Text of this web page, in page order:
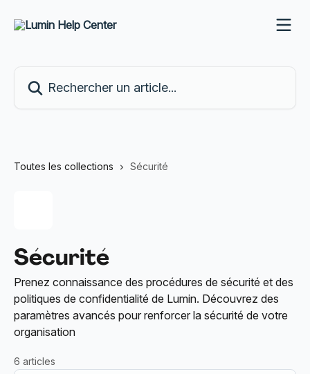
Toutes les collections Sécurité
Sécurité
Prenez connaissance des procédures de sécurité et des
politiques de confidentialité de Lumin. Découvrez des
paramètres avancés pour renforcer la sécurité de votre
organisation
6 articles